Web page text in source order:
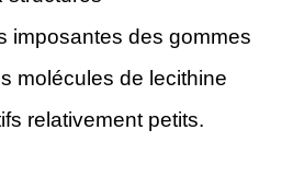
imposantes des gommes
molécules de lecithine
relativement petits.